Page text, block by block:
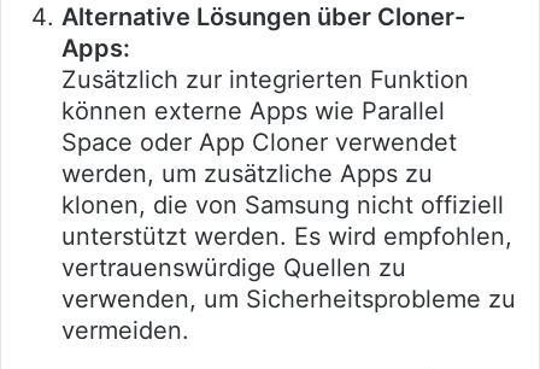
Alternative Lösungen über Cloner-
Apps:
Zusätzlich zur integrierten Funktion
können externe Apps wie Parallel
Space oder App Cloner verwendet
werden, um zusätzliche Apps zu
klonen, die von Samsung nicht offiziell
unterstützt werden. Es wird empfohlen,
vertrauenswürdige Quellen zu
verwenden, um Sicherheitsprobleme zu
vermeiden.